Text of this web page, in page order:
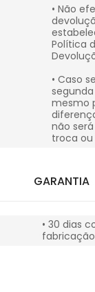
• Não
Política
• Caso
mesmo
não
troca ou
GARANTIA
• 30 dias